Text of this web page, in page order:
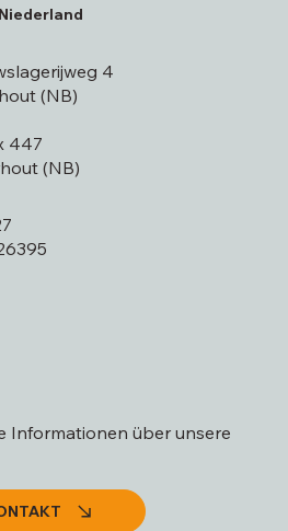
4
(NB)
447
(NB)
Informationen über unsere